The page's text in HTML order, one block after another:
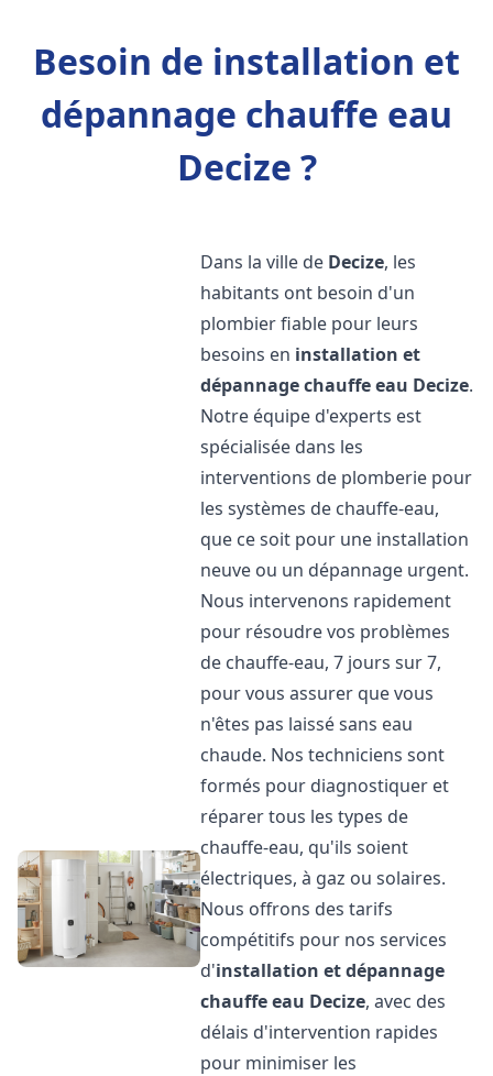
Besoin de installation et
dépannage chauffe eau
Decize ?
Dans la ville de Decize, les
habitants ont besoin d'un
plombier fiable pour leurs
besoins en installation et
dépannage chauffe eau Decize.
Notre équipe d'experts est
spécialisée dans les
interventions de plomberie pour
les systèmes de chauffe-eau,
que ce soit pour une installation
neuve ou un dépannage urgent.
Nous intervenons rapidement
pour résoudre vos problèmes
de chauffe-eau, 7 jours sur 7,
pour vous assurer que vous
n'êtes pas laissé sans eau
chaude. Nos techniciens sont
formés pour diagnostiquer et
réparer tous les types de
chauffe-eau, qu'ils soient
électriques, à gaz ou solaires.
Nous offrons des tarifs
compétitifs pour nos services
d'installation et dépannage
chauffe eau Decize, avec des
délais d'intervention rapides
pour minimiser les